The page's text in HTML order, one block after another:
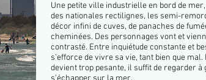
Une petite ville industrielle en bord de
des nationales rectilignes, les semi-
décor infini de cuves, de panaches de
cheminées. Des personnages vont et
contrasté. Entre inquiétude constante et
s’efforce de vivre sa vie, tant bien que
devient trop pesante, il suffit de regarder